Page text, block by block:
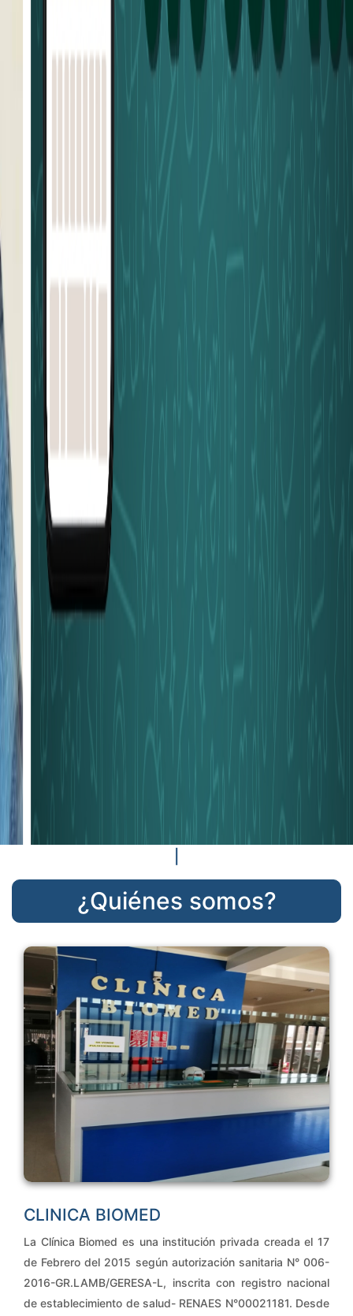
¿Quiénes somos?
CLINICA BIOMED
La Clínica Biomed es una institución privada creada el 17
de Febrero del 2015 según autorización sanitaria N° 006-
2016-GR.LAMB/GERESA-L, inscrita con registro nacional
de establecimiento de salud- RENAES N°00021181. Desde